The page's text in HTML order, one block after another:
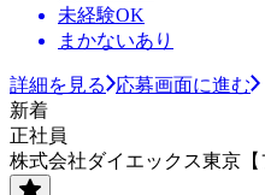
未経験OK
まかないあり
詳細を見る
応募画面に進む
新着
正社員
株式会社ダイエックス東京